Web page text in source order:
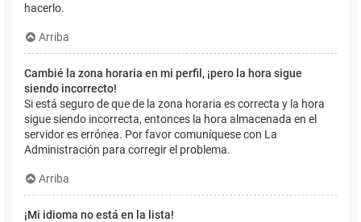
hacerlo.
Arriba
Cambié la zona horaria en mi perfil, ¡pero la hora sigue
siendo incorrecto!
Si está seguro de que de la zona horaria es correcta y la hora
sigue siendo incorrecta, entonces la hora almacenada en el
servidor es errónea. Por favor comuníquese con La
Administración para corregir el problema.
Arriba
¡Mi idioma no está en la lista!